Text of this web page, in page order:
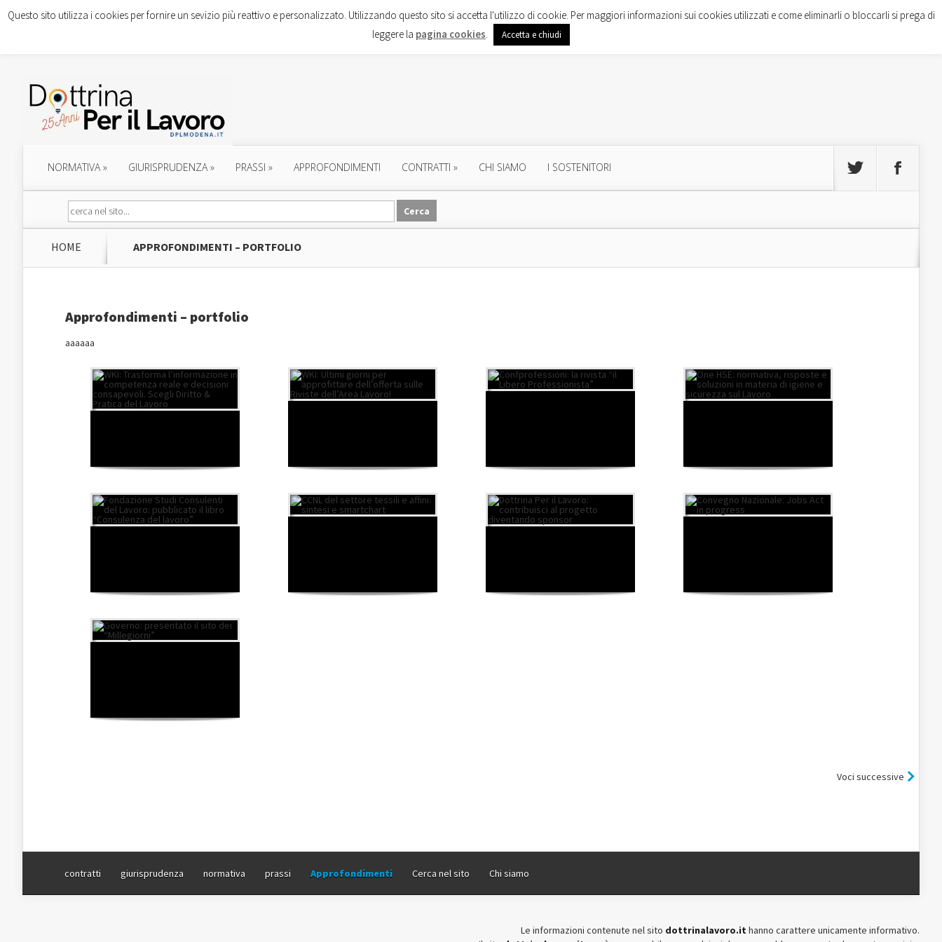
NORMATIVA» GIURISPRUDENZA» PRASSI » APPROFONDIMENTI CONTRATTI » CHI SIAMO I SOSTENITORI
HOME APPROFONDIMENTI – PORTFOLIO
Approfondimenti – portfolio
aaaaaa
Voci successive
contratti giurisprudenza normativa prassi Approfondimenti Cerca nel sito Chi siamo
Le informazioni contenute nel sito dottrinalavoro.it hanno carattere unicamente informativo.
Questo sito utilizza i cookies per fornire un sevizio più reattivo e personalizzato. Utilizzando questo sito si accetta l'utilizzo di cookie. Per maggiori informazioni sui cookies utilizzati e come eliminarli o bloccarli si prega di
leggere la pagina cookies. Accetta e chiudi